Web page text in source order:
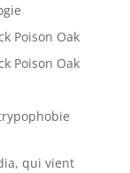
Poison Oak
Poison Oak
qui vient